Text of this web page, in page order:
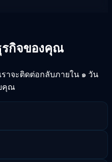
รกิจของคุณ
าจะติดต่อกลับภายใน ๑ วัน
คุณ